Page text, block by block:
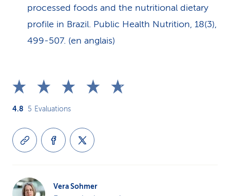
processed foods and the nutritional dietary
profile in Brazil. Public Health Nutrition, 18(3),
499-507. (en anglais)
4.8 5 Evaluations
Vera Sohmer